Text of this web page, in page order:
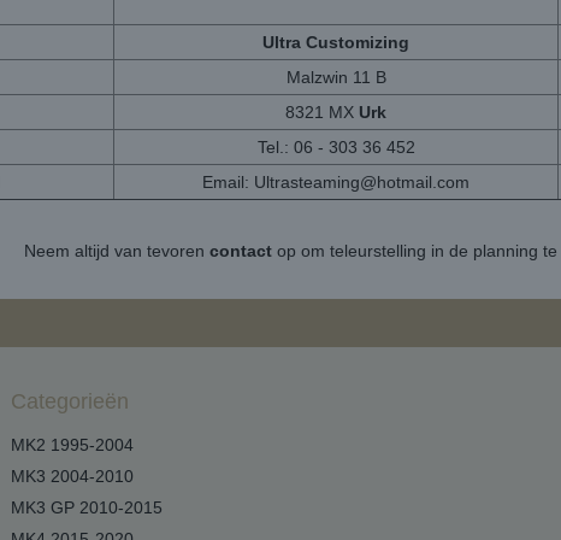
Ultra Customizing
Malzwin 11 B
8321 MX Urk
Tel.: 06 - 303 36 452
Email: Ultrasteaming@hotmail.com
Neem altijd van tevoren contact op om teleurstelling in de planning te
Categorieën
MK2 1995-2004
MK3 2004-2010
MK3 GP 2010-2015